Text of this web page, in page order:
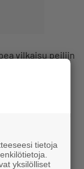
vilkaisu peiliin
tietoja
yksilölliset